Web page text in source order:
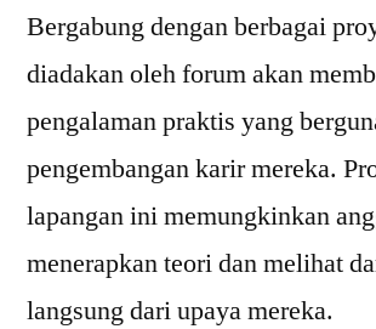
Bergabung dengan berbagai
diadakan oleh forum akan
pengalaman praktis yang
pengembangan karir mereka.
lapangan ini memungkinkan
menerapkan teori dan melihat
langsung dari upaya mereka.